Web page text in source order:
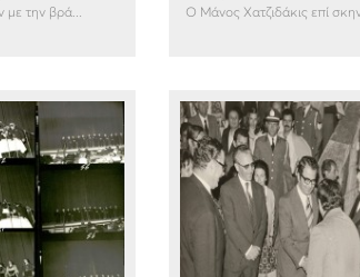
με την βρά... Ο Μάνος Χατζιδάκις επί